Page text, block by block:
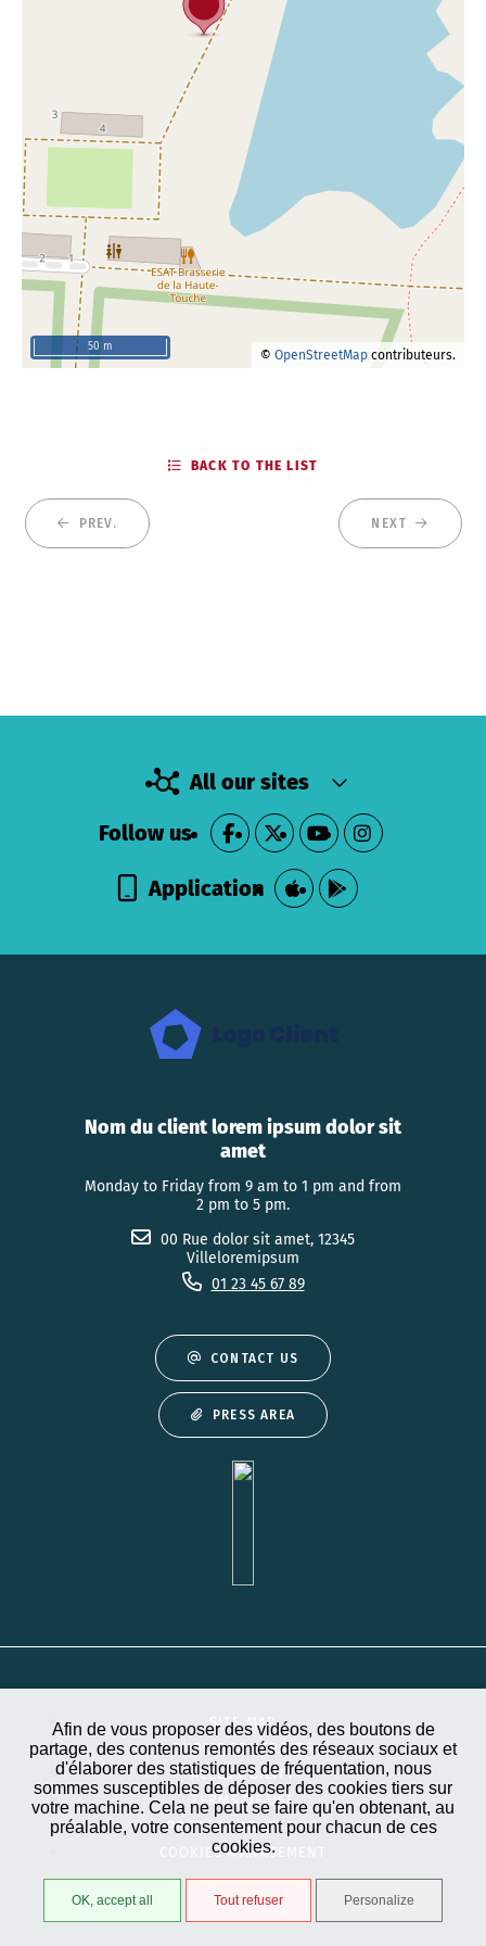
Afin de vous proposer des vidéos, des boutons de
partage, des contenus remontés des réseaux sociaux et
d'élaborer des statistiques de fréquentation, nous
sommes susceptibles de déposer des cookies tiers sur
votre machine. Cela ne peut se faire qu'en obtenant, au
préalable, votre consentement pour chacun de ces
cookies.
OK, accept all Tout refuser Personalize
© OpenStreetMap contributeurs.
50 m
PREV.
BACK TO THE LIST
NEXT
All our sites
Follow us
Application
Nom du client lorem ipsum dolor sit
amet
Monday to Friday from 9 am to 1 pm and from
2 pm to 5 pm.
00 Rue dolor sit amet, 12345
Villeloremipsum
01 23 45 67 89
CONTACT US
PRESS AREA
SITE MAP
PUBLIC CONTRACTS
ACCESSIBILITY
TERMS OF USE
PROTECTION OF DATA
COOKIES MANAGEMENT
STRATIS